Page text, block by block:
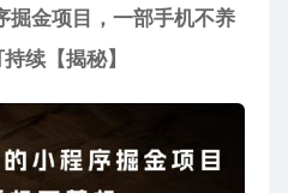
金项目，一部手机不养
续【揭秘】